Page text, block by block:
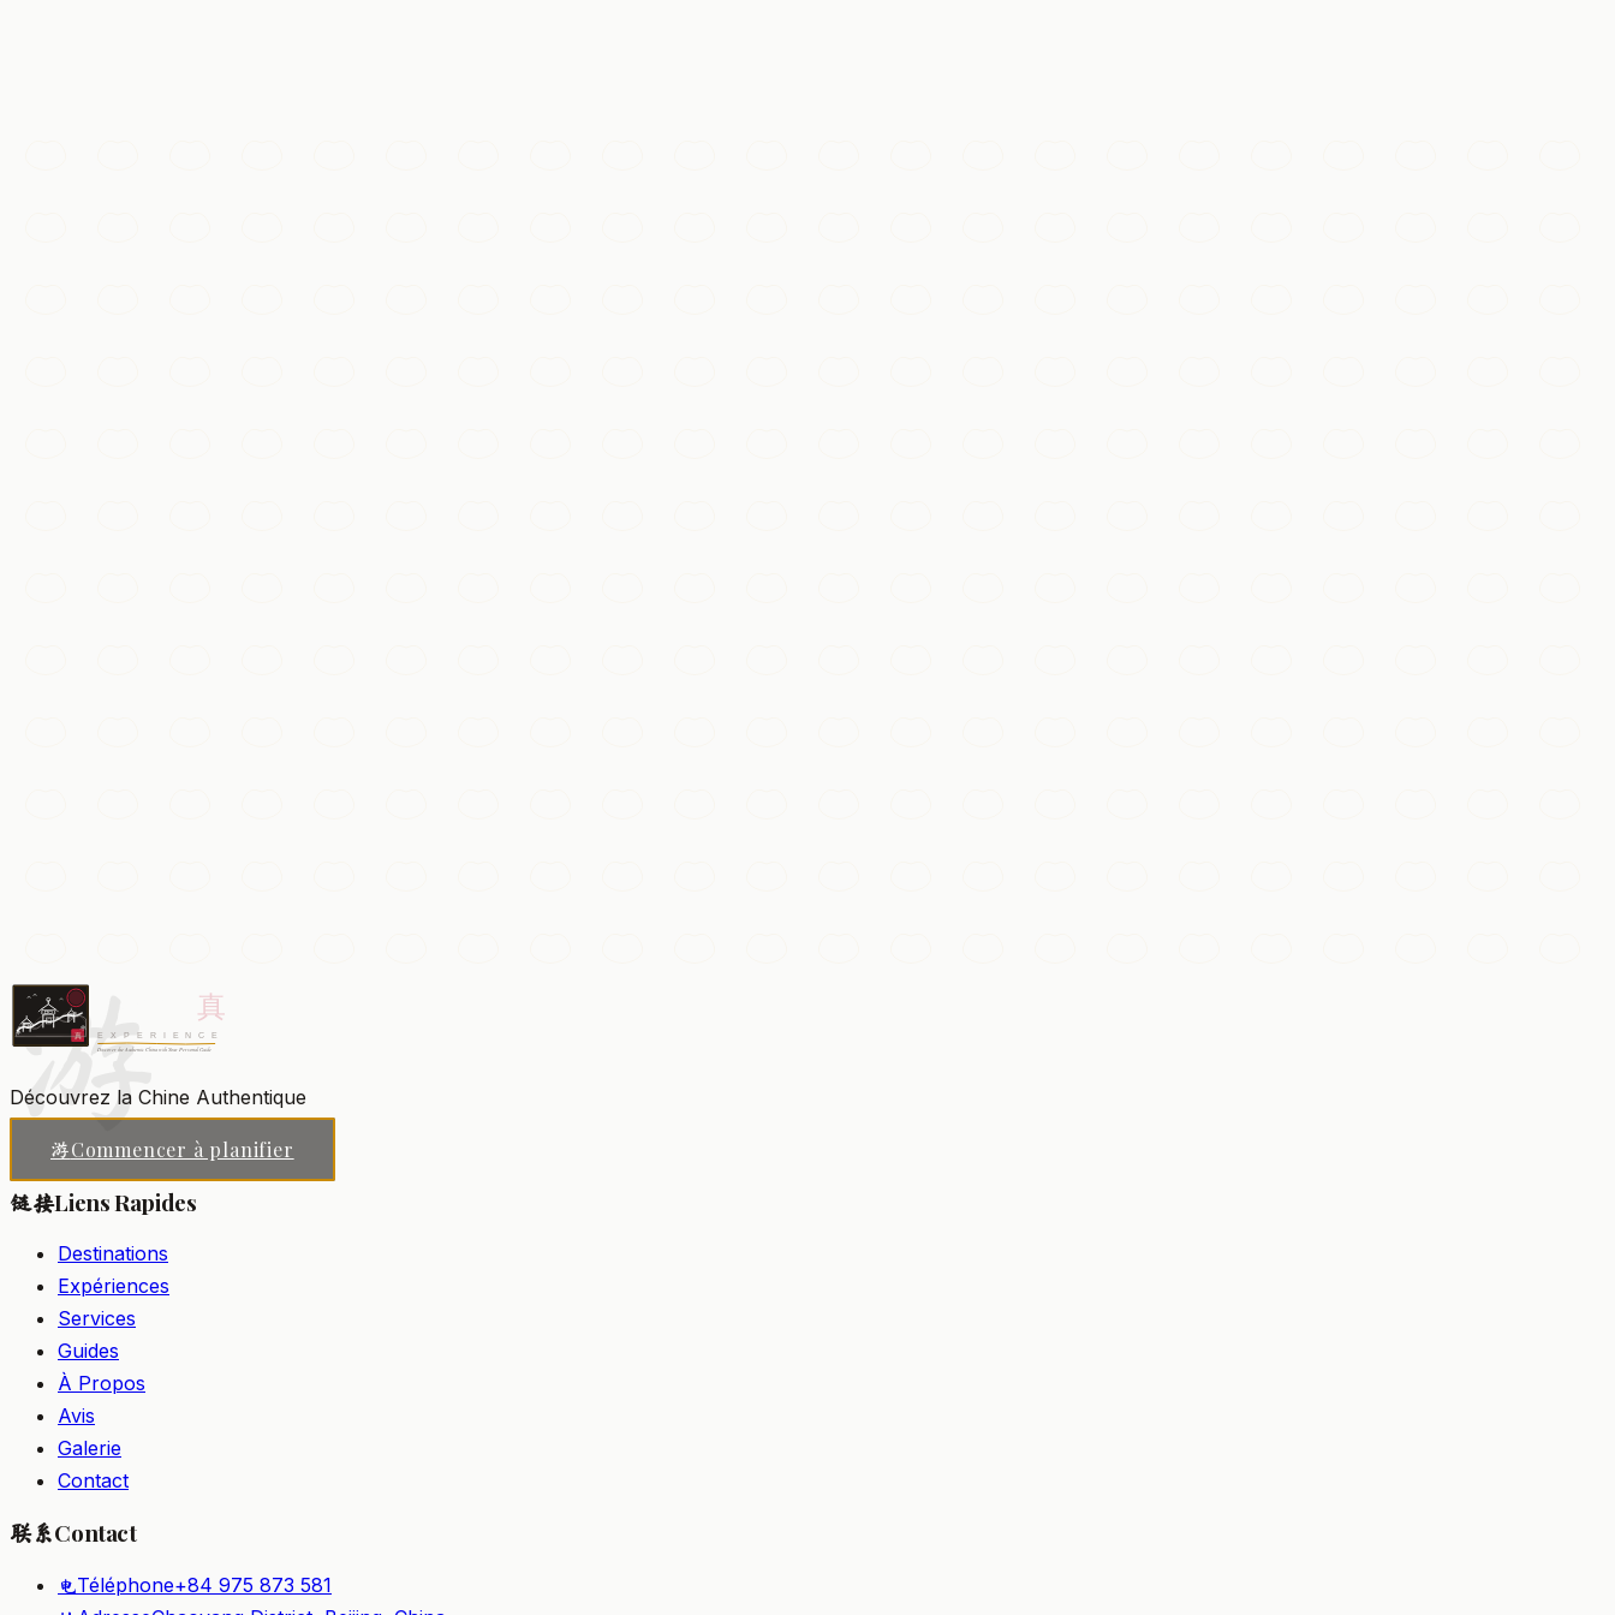
Hangzhou Ajouter à ma liste
游
Découvrez la Chine Authentique
游Commencer à planifier
链接Liens Rapides
Destinations
Expériences
Services
Guides
À Propos
Avis
Galerie
Contact
联系Contact
电Téléphone+84 975 873 581